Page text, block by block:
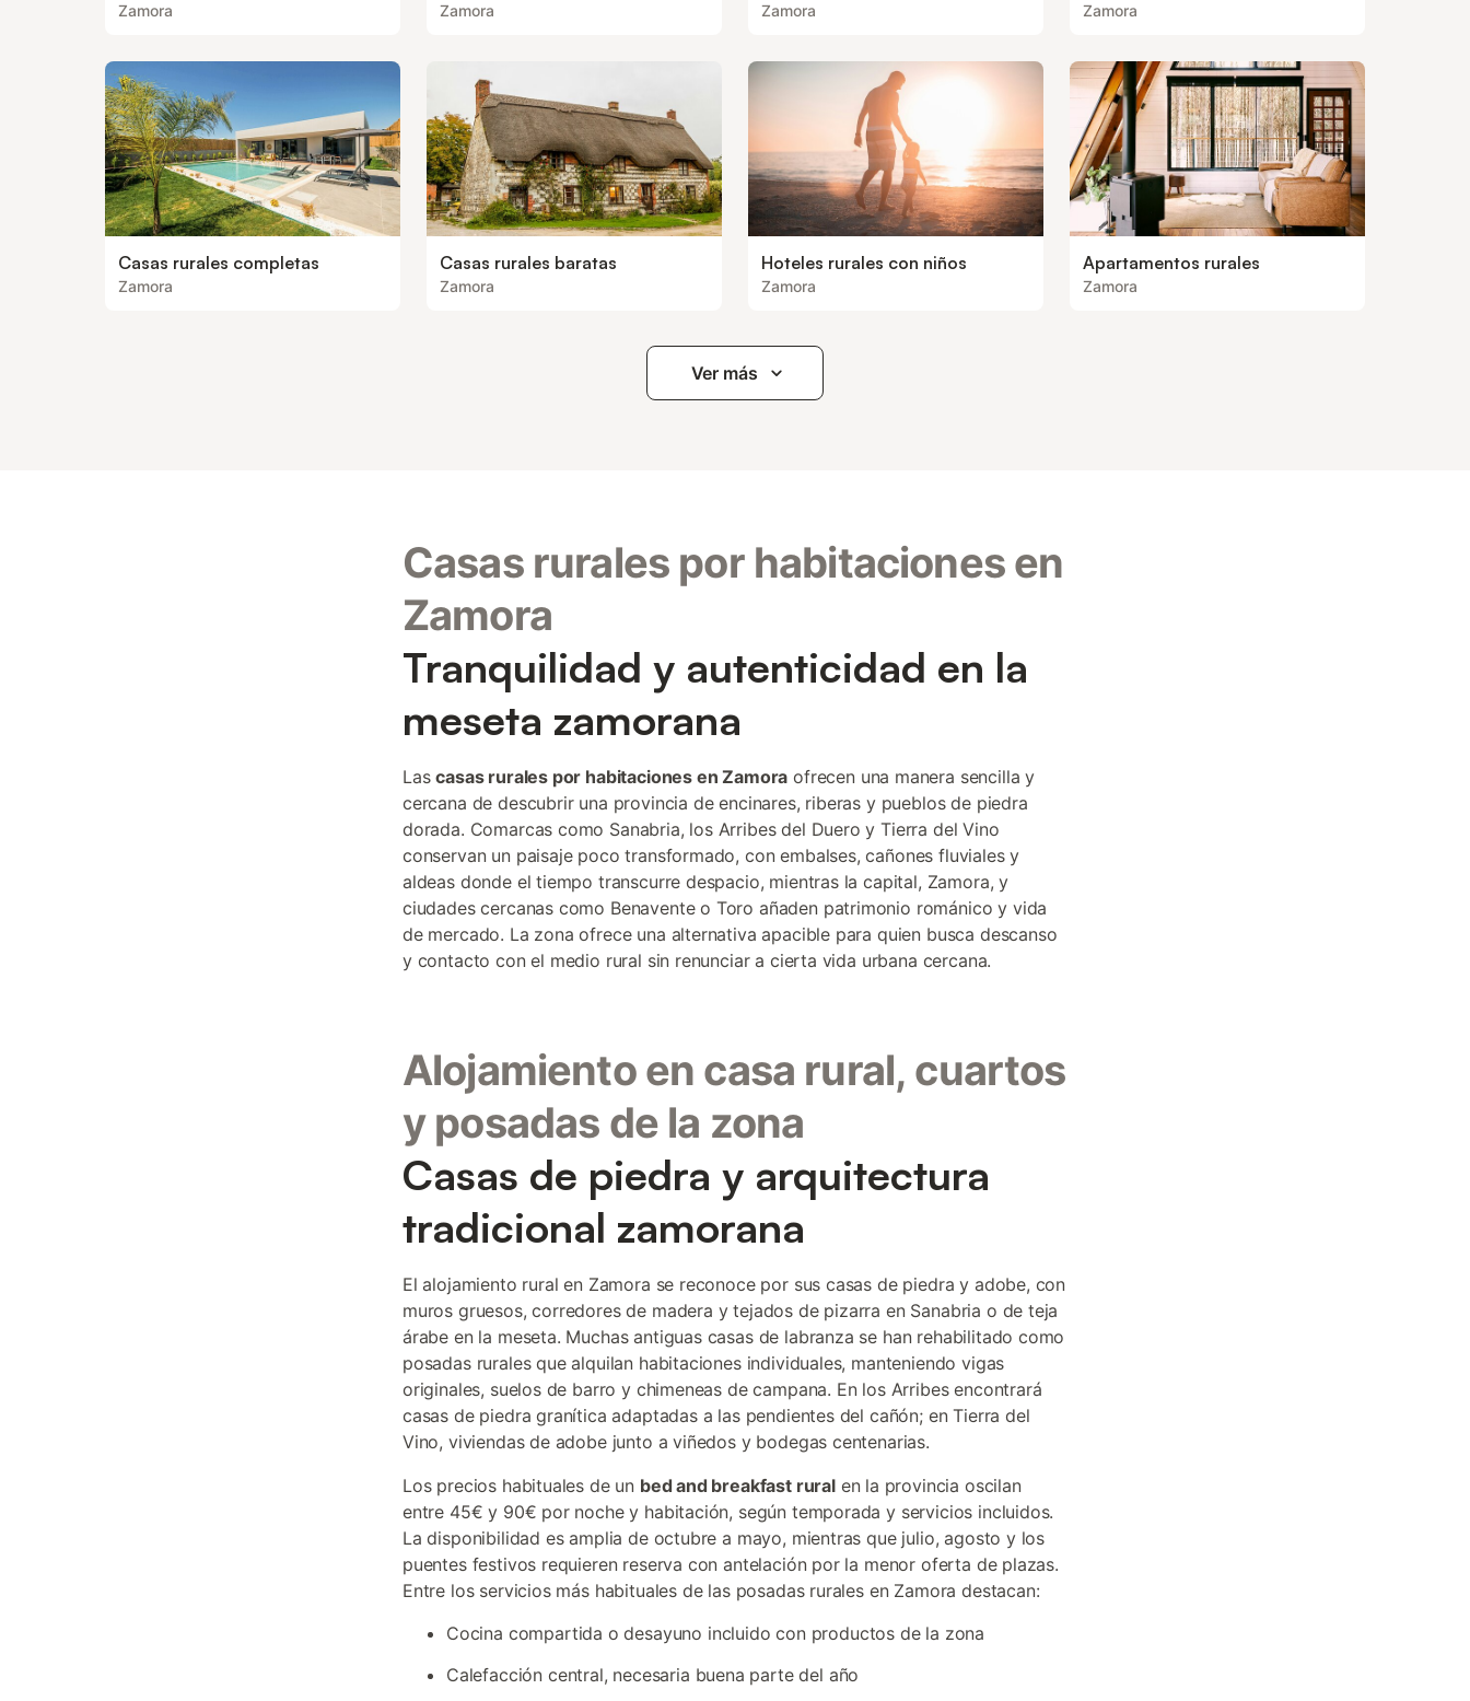
Zamora Zamora Zamora Zamora
Casas rurales completas
Zamora
Casas rurales baratas
Zamora
Hoteles rurales con niños
Zamora
Apartamentos rurales
Zamora
Ver más
Casas rurales por habitaciones en
Zamora
Tranquilidad y autenticidad en la
meseta zamorana
Lascasas rurales por habitaciones en Zamora ofrecen una manera sencilla y
cercana de descubrir una provincia de encinares, riberas y pueblos de piedra
dorada. Comarcas como Sanabria, los Arribes del Duero y Tierra del Vino
conservan un paisaje poco transformado, con embalses, cañones fluviales y
aldeas donde el tiempo transcurre despacio, mientras la capital, Zamora, y
ciudades cercanas como Benavente o Toro añaden patrimonio románico y vida
de mercado. La zona ofrece una alternativa apacible para quien busca descanso
y contacto con el medio rural sin renunciar a cierta vida urbana cercana.
Alojamiento en casa rural, cuartos
y posadas de la zona
Casas de piedra y arquitectura
tradicional zamorana
El alojamiento rural en Zamora se reconoce por sus casas de piedra y adobe, con
muros gruesos, corredores de madera y tejados de pizarra en Sanabria o de teja
árabe en la meseta. Muchas antiguas casas de labranza se han rehabilitado como
posadas rurales que alquilan habitaciones individuales, manteniendo vigas
originales, suelos de barro y chimeneas de campana. En los Arribes encontrará
casas de piedra granítica adaptadas a las pendientes del cañón; en Tierra del
Vino, viviendas de adobe junto a viñedos y bodegas centenarias.
Los precios habituales de un bed and breakfast ruralen la provincia oscilan
entre 45€ y 90€ por noche y habitación, según temporada y servicios incluidos.
La disponibilidad es amplia de octubre a mayo, mientras que julio, agosto y los
puentes festivos requieren reserva con antelación por la menor oferta de plazas.
Entre los servicios más habituales de las posadas rurales en Zamora destacan:
Cocina compartida o desayuno incluido con productos de la zona
Calefacción central, necesaria buena parte del año